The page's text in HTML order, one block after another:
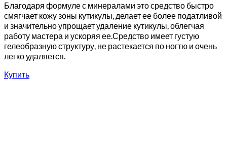
Благодаря формуле с минералами это средство быстро
смягчает кожу зоны кутикулы, делает ее более податливой
и значительно упрощает удаление кутикулы, облегчая
работу мастера и ускоряя ее.Средство имеет густую
гелеобразную структуру, не растекается по ногтю и очень
легко удаляется.
Купить